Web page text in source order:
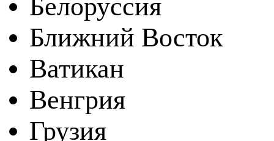
Белоруссия
Ближний Восток
Ватикан
Венгрия
Грузия